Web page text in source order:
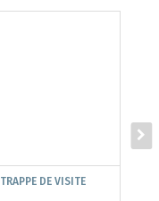
TRAPPE DE VISITE